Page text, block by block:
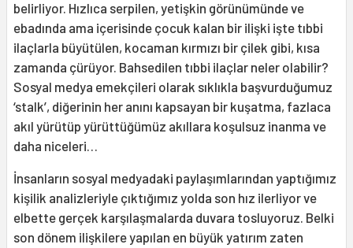
belirliyor. Hızlıca serpilen, yetişkin görünümünde ve
ebadında ama içerisinde çocuk kalan bir ilişki işte tıbbi
ilaçlarla büyütülen, kocaman kırmızı bir çilek gibi, kısa
zamanda çürüyor. Bahsedilen tıbbi ilaçlar neler olabilir?
Sosyal medya emekçileri olarak sıklıkla başvurduğumuz
‘stalk’, diğerinin her anını kapsayan bir kuşatma, fazlaca
akıl yürütüp yürüttüğümüz akıllara koşulsuz inanma ve
daha niceleri…
İnsanların sosyal medyadaki paylaşımlarından yaptığımız
kişilik analizleriyle çıktığımız yolda son hız ilerliyor ve
elbette gerçek karşılaşmalarda duvara tosluyoruz. Belki
son dönem ilişkilere yapılan en büyük yatırım zaten